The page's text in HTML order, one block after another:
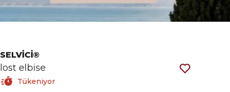
SELVİCİ®
lost elbise
Tükeniyor